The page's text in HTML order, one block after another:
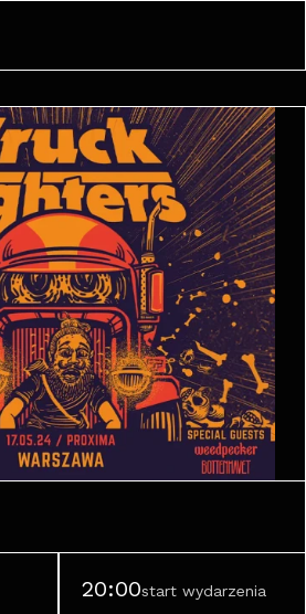
20:00start wydarzenia